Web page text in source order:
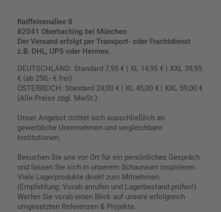
Raiffeisenallee 8
82041 Oberhaching bei München
Der Versand erfolgt per Transport- oder Frachtdienst
z.B. DHL, UPS oder Hermes.
DEUTSCHLAND: Standard 7,95 € | XL 14,95 € | XXL 39,95
€ (ab 250,- € frei)
ÖSTERREICH: Standard 24,00 € | XL 45,00 € | XXL 59,00 €
(Alle Preise zzgl. MwSt.)
Unser Angebot richtet sich ausschließlich an
gewerbliche Unternehmen und vergleichbare
Institutionen.
Besuchen Sie uns vor Ort für ein persönliches Gespräch
und lassen Sie sich in unserem Schauraum inspirieren.
Viele Lagerprodukte direkt zum Mitnehmen.
(Empfehlung: Vorab anrufen und Lagerbestand prüfen!)
Werfen Sie vorab einen Blick auf unsere erfolgreich
umgesetzten Referenzen & Projekte.